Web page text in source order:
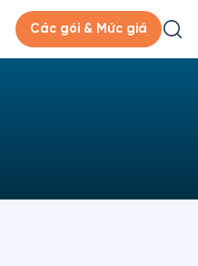
Các gói & Mức giá